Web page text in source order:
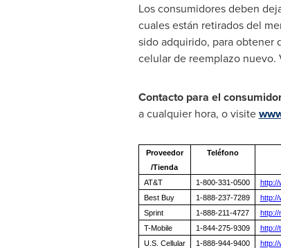
Los consumidores deben
cuales están retirados del
sido adquirido, para obtener
celular de reemplazo nuevo.
Contacto para el
a cualquier hora, o visite
Proveedor
/Tienda
Teléfono
AT&T 1-800-331-0500
http://
Best Buy
1-888-237-7289
http://
Sprint
1-888-211-4727
http://
T-Mobile
1-844-275-9309
http://
U.S. Cellular
1-888-944-9400
http://